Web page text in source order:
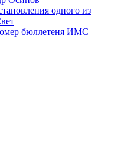
одного из
бюллетеня ИМС